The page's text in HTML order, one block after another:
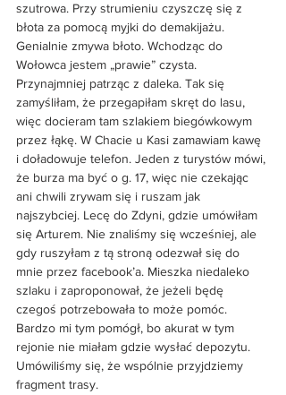
szutrowa. Przy strumieniu czyszczę się z
błota za pomocą myjki do demakijażu.
Genialnie zmywa błoto. Wchodząc do
Wołowca jestem „prawie” czysta.
Przynajmniej patrząc z daleka. Tak się
zamyśliłam, że przegapiłam skręt do lasu,
więc docieram tam szlakiem biegówkowym
przez łąkę. W Chacie u Kasi zamawiam kawę
i doładowuje telefon. Jeden z turystów mówi,
że burza ma być o g. 17, więc nie czekając
ani chwili zrywam się i ruszam jak
najszybciej. Lecę do Zdyni, gdzie umówiłam
się Arturem. Nie znaliśmy się wcześniej, ale
gdy ruszyłam z tą stroną odezwał się do
mnie przez facebook’a. Mieszka niedaleko
szlaku i zaproponował, że jeżeli będę
czegoś potrzebowała to może pomóc.
Bardzo mi tym pomógł, bo akurat w tym
rejonie nie miałam gdzie wysłać depozytu.
Umówiliśmy się, że wspólnie przyjdziemy
fragment trasy.